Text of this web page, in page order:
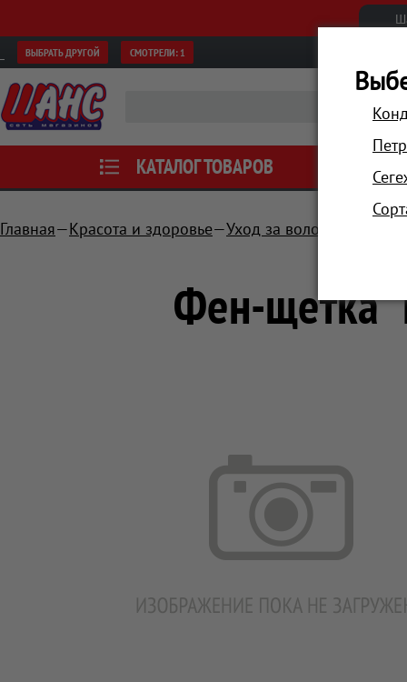
ВЫБРАТЬ ДРУГОЙ СМОТРЕЛИ: 1
КАТАЛОГ ТОВАРОВ АКЦИИ
Главная Красота и здоровье Уход за волосами
Фен-щетка